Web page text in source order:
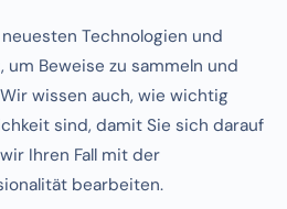
Technologien und
Beweise zu sammeln und
wissen auch, wie wichtig
sind, damit Sie sich darauf
Ihren Fall mit der
bearbeiten.